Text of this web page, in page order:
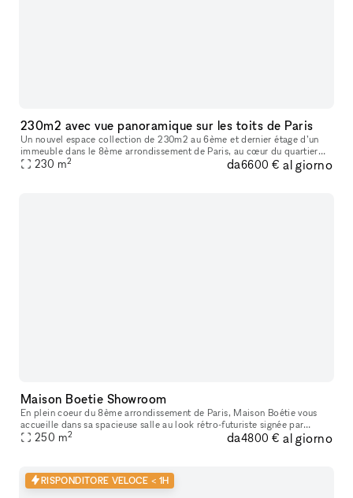
230m2 avec vue panoramique sur les toits de Paris
Un nouvel espace collection de 230m2 au 6ème et dernier étage d’un
immeuble dans le 8ème arrondissement de Paris, au cœur du quartier
d’affaires de Saint-Lazare. Entièrement vitré, il domine le paysa
230 m2 da6600 € al giorno
Maison Boetie Showroom
En plein coeur du 8ème arrondissement de Paris, Maison Boétie vous
accueille dans sa spacieuse salle au look rétro-futuriste signée par
l’architecte Jessica Mille. Nous mettons à votre disposition un
250 m2 da4800 € al giorno
RISPONDITORE VELOCE < 1H